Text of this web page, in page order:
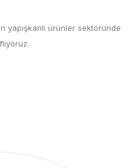
yapışkanlı ürünler sektöründe